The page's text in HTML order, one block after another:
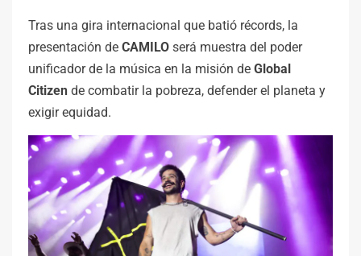
Tras una gira internacional que batió récords, la
presentación de CAMILO será muestra del poder
unificador de la música en la misión de Global
Citizen de combatir la pobreza, defender el planeta y
exigir equidad.